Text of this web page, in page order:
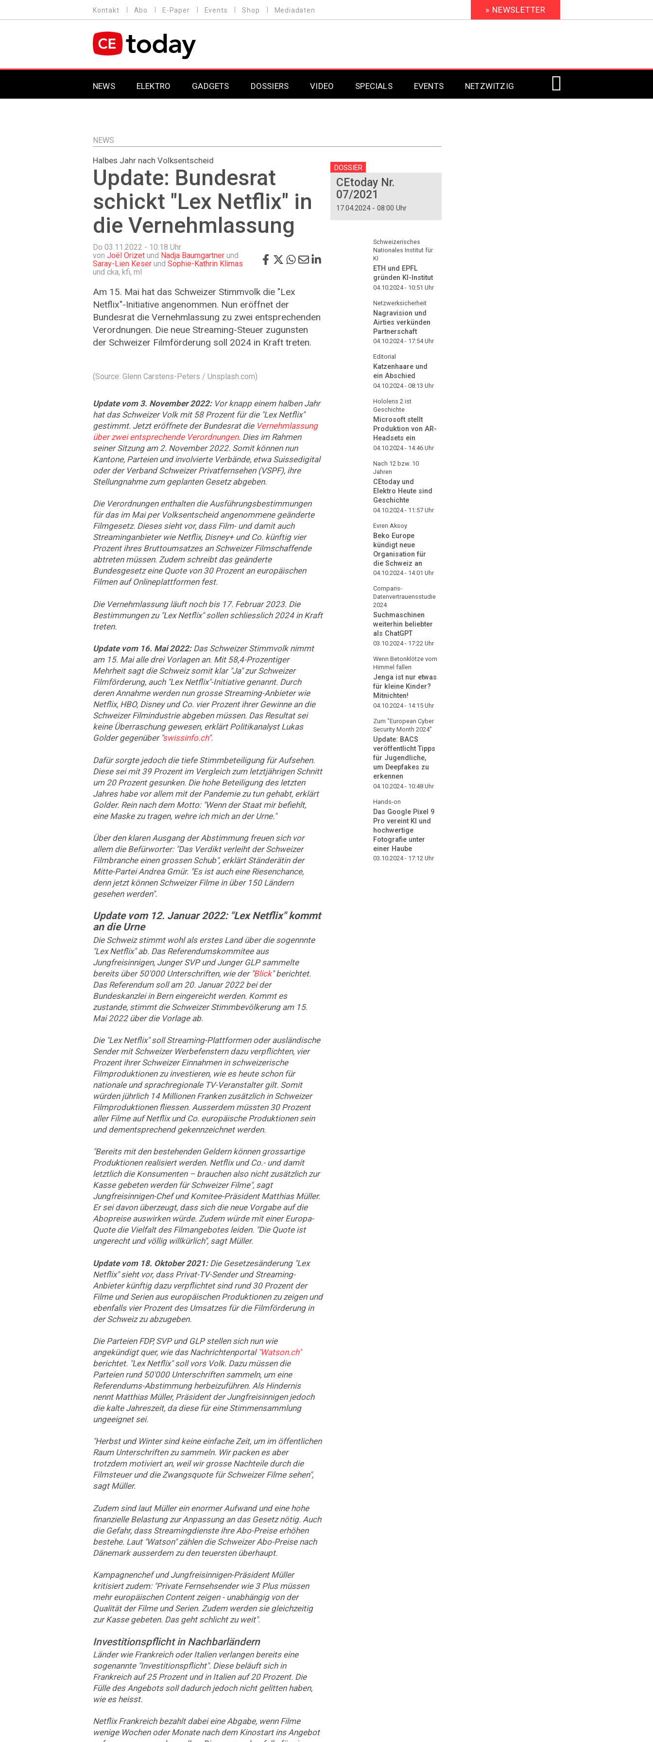
zum
MENU
Kontakt Abo E-Paper Events Shop Mediadaten » NEWSLETTER
MAIN NAVIGATION
NEWS ELEKTRO GADGETS DOSSIERS
DAB+
VIDEO SPECIALS
Professional AV & Digital Signage 2021
Professional AV & Digital Signage 2020
Professional AV & Digital Signage 2019
EVENTS NETZWITZIG
NEWS
Halbes Jahr nach Volksentscheid
Update: Bundesrat
schickt "Lex Netflix" in
die Vernehmlassung
Do 03.11.2022 - 10:18 Uhr
von Joël Orizet und Nadja Baumgartner und
Saray-Lien Keser und Sophie-Kathrin Klimas
und cka, kfi, ml
Am 15. Mai hat das Schweizer Stimmvolk die "Lex
Netflix"-Initiative angenommen. Nun eröffnet der
Bundesrat die Vernehmlassung zu zwei entsprechenden
Verordnungen. Die neue Streaming-Steuer zugunsten
der Schweizer Filmförderung soll 2024 in Kraft treten.
(Source: Glenn Carstens-Peters / Unsplash.com)
Update vom 3. November 2022: Vor knapp einem halben Jahr
hat das Schweizer Volk mit 58 Prozent für die "Lex Netflix"
gestimmt. Jetzt eröffnete der Bundesrat die Vernehmlassung
über zwei entsprechende Verordnungen. Dies im Rahmen
seiner Sitzung am 2. November 2022. Somit können nun
Kantone, Parteien und involvierte Verbände, etwa Suissedigital
oder der Verband Schweizer Privatfernsehen (VSPF), ihre
Stellungnahme zum geplanten Gesetz abgeben.
Die Verordnungen enthalten die Ausführungsbestimmungen
für das im Mai per Volksentscheid angenommene geänderte
Filmgesetz. Dieses sieht vor, dass Film- und damit auch
Streaminganbieter wie Netflix, Disney+ und Co. künftig vier
Prozent ihres Bruttoumsatzes an Schweizer Filmschaffende
abtreten müssen. Zudem schreibt das geänderte
Bundesgesetz eine Quote von 30 Prozent an europäischen
Filmen auf Onlineplattformen fest.
Die Vernehmlassung läuft noch bis 17. Februar 2023. Die
Bestimmungen zu "Lex Netflix" sollen schliesslich 2024 in Kraft
treten.
Update vom 16. Mai 2022: Das Schweizer Stimmvolk nimmt
am 15. Mai alle drei Vorlagen an. Mit 58,4-Prozentiger
Mehrheit sagt die Schweiz somit klar "Ja" zur Schweizer
Filmförderung, auch "Lex Netflix"-Initiative genannt. Durch
deren Annahme werden nun grosse Streaming-Anbieter wie
Netflix, HBO, Disney und Co. vier Prozent ihrer Gewinne an die
Schweizer Filmindustrie abgeben müssen. Das Resultat sei
keine Überraschung gewesen, erklärt Politikanalyst Lukas
Golder gegenüber "swissinfo.ch".
Dafür sorgte jedoch die tiefe Stimmbeteiligung für Aufsehen.
Diese sei mit 39 Prozent im Vergleich zum letztjährigen Schnitt
um 20 Prozent gesunken. Die hohe Beteiligung des letzten
Jahres habe vor allem mit der Pandemie zu tun gehabt, erklärt
Golder. Rein nach dem Motto: "Wenn der Staat mir befiehlt,
eine Maske zu tragen, wehre ich mich an der Urne."
Über den klaren Ausgang der Abstimmung freuen sich vor
allem die Befürworter: "Das Verdikt verleiht der Schweizer
Filmbranche einen grossen Schub", erklärt Ständerätin der
Mitte-Partei Andrea Gmür. "Es ist auch eine Riesenchance,
denn jetzt können Schweizer Filme in über 150 Ländern
gesehen werden".
Update vom 12. Januar 2022: "Lex Netflix" kommt
an die Urne
Die Schweiz stimmt wohl als erstes Land über die sogennnte
"Lex Netflix" ab. Das Referendumskommitee aus
Jungfreisinnigen, Junger SVP und Junger GLP sammelte
bereits über 50'000 Unterschriften, wie der "Blick" berichtet.
Das Referendum soll am 20. Januar 2022 bei der
Bundeskanzlei in Bern eingereicht werden. Kommt es
zustande, stimmt die Schweizer Stimmbevölkerung am 15.
Mai 2022 über die Vorlage ab.
Die "Lex Netflix" soll Streaming-Plattformen oder ausländische
Sender mit Schweizer Werbefenstern dazu verpflichten, vier
Prozent ihrer Schweizer Einnahmen in schweizerische
Filmproduktionen zu investieren, wie es heute schon für
nationale und sprachregionale TV-Veranstalter gilt. Somit
würden jührlich 14 Millionen Franken zusätzlich in Schweizer
Filmproduktionen fliessen. Ausserdem müssten 30 Prozent
aller Filme auf Netflix und Co. europäische Produktionen sein
und dementsprechend gekennzeichnet werden.
"Bereits mit den bestehenden Geldern können grossartige
Produktionen realisiert werden. Netflix und Co.- und damit
letztlich die Konsumenten – brauchen also nicht zusätzlich zur
Kasse gebeten werden für Schweizer Filme", sagt
Jungfreisinnigen-Chef und Komitee-Präsident Matthias Müller.
Er sei davon überzeugt, dass sich die neue Vorgabe auf die
Abopreise auswirken würde. Zudem würde mit einer Europa-
Quote die Vielfalt des Filmangebotes leiden. "Die Quote ist
ungerecht und völlig willkürlich", sagt Müller.
Update vom 18. Oktober 2021: Die Gesetzesänderung "Lex
Netflix" sieht vor, dass Privat-TV-Sender und Streaming-
Anbieter künftig dazu verpflichtet sind rund 30 Prozent der
Filme und Serien aus europäischen Produktionen zu zeigen und
ebenfalls vier Prozent des Umsatzes für die Filmförderung in
der Schweiz zu abzugeben.
Die Parteien FDP, SVP und GLP stellen sich nun wie
angekündigt quer, wie das Nachrichtenportal "Watson.ch"
berichtet. "Lex Netflix" soll vors Volk. Dazu müssen die
Parteien rund 50'000 Unterschriften sammeln, um eine
Referendums-Abstimmung herbeizuführen. Als Hindernis
nennt Matthias Müller, Präsident der Jungfreisinnigen jedoch
die kalte Jahreszeit, da diese für eine Stimmensammlung
ungeeignet sei.
"Herbst und Winter sind keine einfache Zeit, um im öffentlichen
Raum Unterschriften zu sammeln. Wir packen es aber
trotzdem motiviert an, weil wir grosse Nachteile durch die
Filmsteuer und die Zwangsquote für Schweizer Filme sehen",
sagt Müller.
Zudem sind laut Müller ein enormer Aufwand und eine hohe
finanzielle Belastung zur Anpassung an das Gesetz nötig. Auch
die Gefahr, dass Streamingdienste ihre Abo-Preise erhöhen
bestehe. Laut "Watson" zählen die Schweizer Abo-Preise nach
Dänemark ausserdem zu den teuersten überhaupt.
Kampagnenchef und Jungfreisinnigen-Präsident Müller
kritisiert zudem: "Private Fernsehsender wie 3 Plus müssen
mehr europäischen Content zeigen - unabhängig von der
Qualität der Filme und Serien. Zudem werden sie gleichzeitig
zur Kasse gebeten. Das geht schlicht zu weit".
Investitionspflicht in Nachbarländern
Länder wie Frankreich oder Italien verlangen bereits eine
sogenannte "Investitionspflicht". Diese beläuft sich in
Frankreich auf 25 Prozent und in Italien auf 20 Prozent. Die
Fülle des Angebots soll dadurch jedoch nicht gelitten haben,
wie es heisst.
Netflix Frankreich bezahlt dabei eine Abgabe, wenn Filme
wenige Wochen oder Monate nach dem Kinostart ins Angebot
DOSSIER
CEtoday Nr.
07/2021
17.04.2024 - 08:00 Uhr
Schweizerisches
Nationales Institut für
KI
ETH und EPFL
gründen KI-Institut
04.10.2024 - 10:51 Uhr
Netzwerksicherheit
Nagravision und
Airties verkünden
Partnerschaft
04.10.2024 - 17:54Uhr
Editorial
Katzenhaare und
ein Abschied
04.10.2024 - 08:13 Uhr
Hololens 2 ist
Geschichte
Microsoft stellt
Produktion von AR-
Headsets ein
04.10.2024 - 14:46 Uhr
Nach 12 bzw. 10
Jahren
CEtoday und
Elektro Heute sind
Geschichte
04.10.2024 - 11:57 Uhr
Evren Aksoy
Beko Europe
kündigt neue
Organisation für
die Schweiz an
04.10.2024 - 14:01 Uhr
Comparis-
Datenvertrauensstudie
2024
Suchmaschinen
weiterhin beliebter
als ChatGPT
03.10.2024 - 17:22 Uhr
Wenn Betonklötze vom
Himmel fallen
Jenga ist nur etwas
für kleine Kinder?
Mitnichten!
04.10.2024 - 14:15 Uhr
Zum "European Cyber
Security Month 2024"
Update: BACS
veröffentlicht Tipps
für Jugendliche,
um Deepfakes zu
erkennen
04.10.2024 - 10:48 Uhr
Hands-on
Das Google Pixel 9
Pro vereint KI und
hochwertige
Fotografie unter
einer Haube
03.10.2024 - 17:12 Uhr